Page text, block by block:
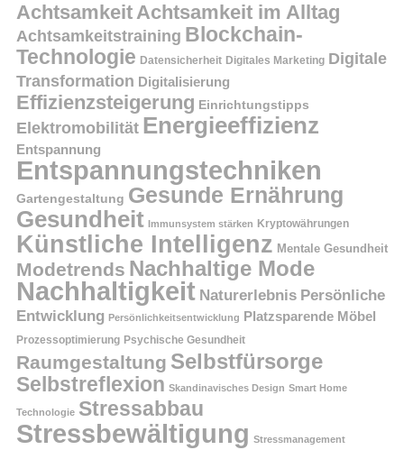
AchtsamkeitAchtsamkeit im Alltag
Achtsamkeitstraining Blockchain-
Technologie Datensicherheit Digitales Marketing Digitale
Transformation Digitalisierung
Effizienzsteigerung Einrichtungstipps
Elektromobilität Energieeffizienz
Entspannung
Entspannungstechniken
Gartengestaltung Gesunde Ernährung
Gesundheit Immunsystem stärken Kryptowährungen
Künstliche Intelligenz Mentale Gesundheit
Modetrends Nachhaltige Mode
Nachhaltigkeit Naturerlebnis Persönliche
Entwicklung Persönlichkeitsentwicklung Platzsparende Möbel
Prozessoptimierung Psychische Gesundheit
Raumgestaltung Selbstfürsorge
Selbstreflexion Skandinavisches Design Smart Home
Technologie Stressabbau
Stressbewältigung Stressmanagement